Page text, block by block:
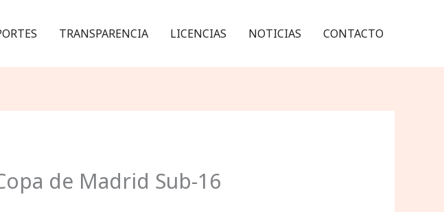
TRANSPARENCIA LICENCIAS NOTICIAS CONTACTO
de Madrid Sub-16